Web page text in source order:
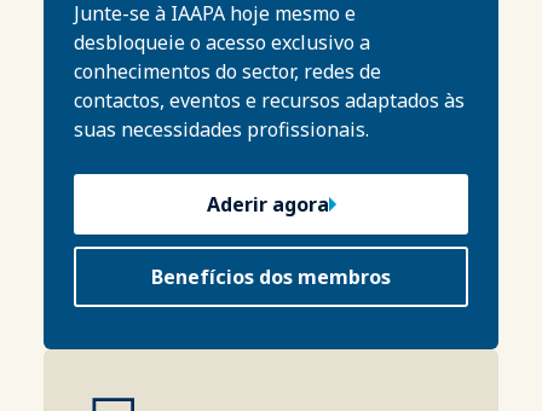
Junte-se à IAAPA hoje mesmo e
desbloqueie o acesso exclusivo a
conhecimentos do sector, redes de
contactos, eventos e recursos adaptados às
suas necessidades profissionais.
Aderir agora
Benefícios dos membros